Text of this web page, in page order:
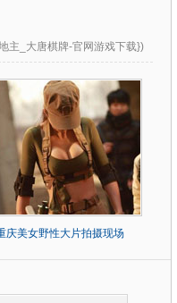
主_大唐棋牌-官网游戏下载})
庆美女野性大片拍摄现场